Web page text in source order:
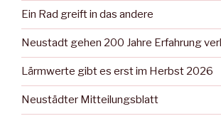
Ein Rad greift in das andere
Neustadt gehen 200 Jahre Erfahrung
Lärmwerte gibt es erst im Herbst 2026
Neustädter Mitteilungsblatt